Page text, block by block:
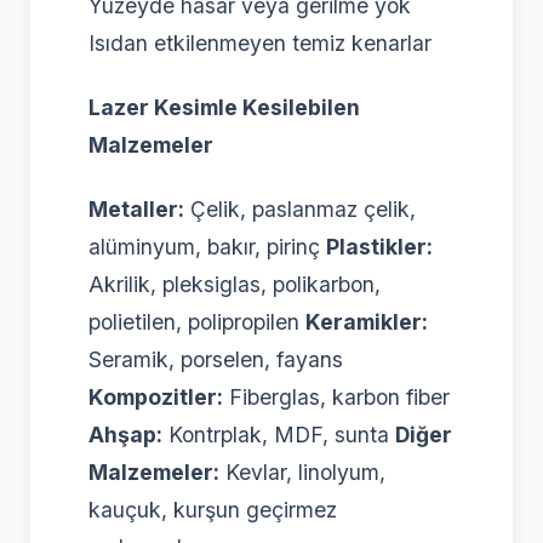
Yüzeyde hasar veya gerilme yok
Isıdan etkilenmeyen temiz kenarlar
Lazer Kesimle Kesilebilen
Malzemeler
Metaller: Çelik, paslanmaz çelik,
alüminyum, bakır, pirinç Plastikler:
Akrilik, pleksiglas, polikarbon,
polietilen, polipropilen Keramikler:
Seramik, porselen, fayans
Kompozitler: Fiberglas, karbon fiber
Ahşap: Kontrplak, MDF, sunta Diğer
Malzemeler: Kevlar, linolyum,
kauçuk, kurşun geçirmez